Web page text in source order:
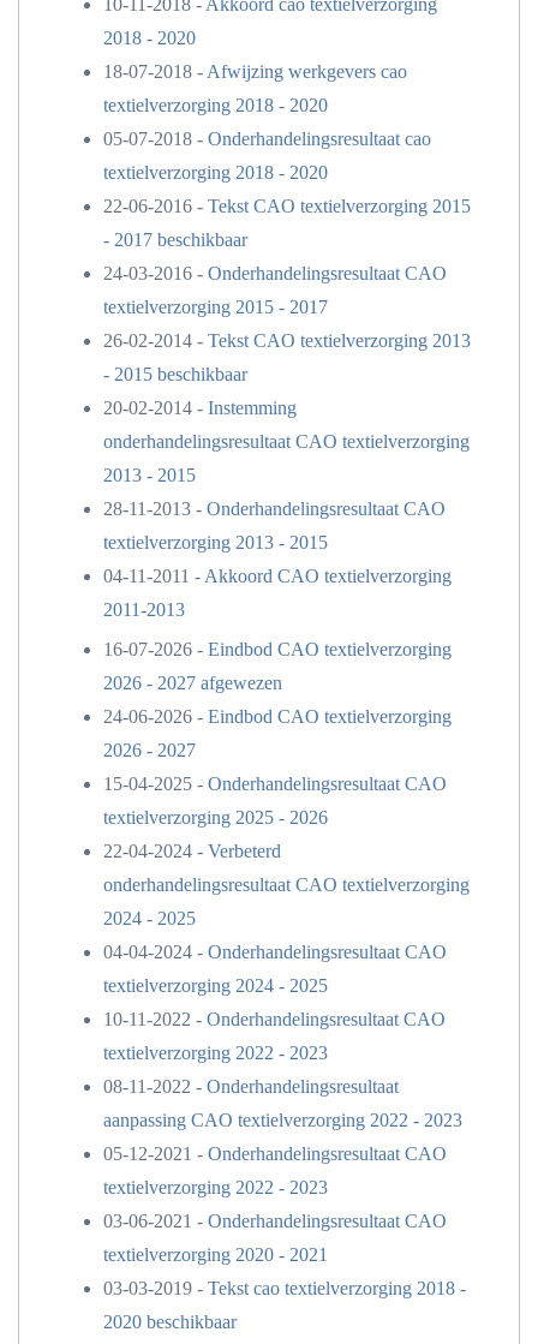
10-11-2018 - Akkoord cao textielverzorging
2018 - 2020
18-07-2018 - Afwijzing werkgevers cao
textielverzorging 2018 - 2020
05-07-2018 - Onderhandelingsresultaat cao
textielverzorging 2018 - 2020
22-06-2016 - Tekst CAO textielverzorging 2015
- 2017 beschikbaar
24-03-2016 - Onderhandelingsresultaat CAO
textielverzorging 2015 - 2017
26-02-2014 - Tekst CAO textielverzorging 2013
- 2015 beschikbaar
20-02-2014 - Instemming
onderhandelingsresultaat CAO textielverzorging
2013 - 2015
28-11-2013 - Onderhandelingsresultaat CAO
textielverzorging 2013 - 2015
04-11-2011 - Akkoord CAO textielverzorging
2011-2013
16-07-2026 - Eindbod CAO textielverzorging
2026 - 2027 afgewezen
24-06-2026 - Eindbod CAO textielverzorging
2026 - 2027
15-04-2025 - Onderhandelingsresultaat CAO
textielverzorging 2025 - 2026
22-04-2024 - Verbeterd
onderhandelingsresultaat CAO textielverzorging
2024 - 2025
04-04-2024 - Onderhandelingsresultaat CAO
textielverzorging 2024 - 2025
10-11-2022 - Onderhandelingsresultaat CAO
textielverzorging 2022 - 2023
08-11-2022 - Onderhandelingsresultaat
aanpassing CAO textielverzorging 2022 - 2023
05-12-2021 - Onderhandelingsresultaat CAO
textielverzorging 2022 - 2023
03-06-2021 - Onderhandelingsresultaat CAO
textielverzorging 2020 - 2021
03-03-2019 - Tekst cao textielverzorging 2018 -
2020 beschikbaar